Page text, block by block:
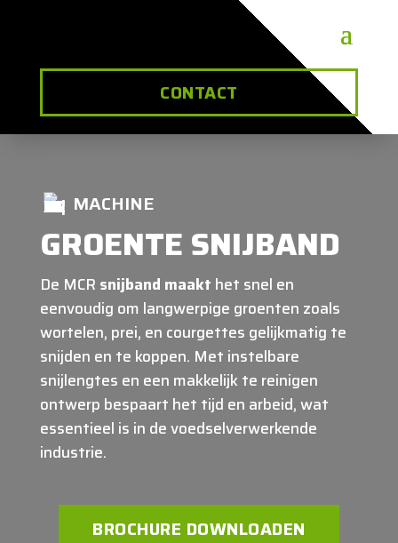
CONTACT
MACHINE
GROENTE SNIJBAND
De MCR snijband maakt het snel en
eenvoudig om langwerpige groenten zoals
wortelen, prei, en courgettes gelijkmatig te
snijden en te koppen. Met instelbare
snijlengtes en een makkelijk te reinigen
ontwerp bespaart het tijd en arbeid, wat
essentieel is in de voedselverwerkende
industrie.
BROCHURE DOWNLOADEN